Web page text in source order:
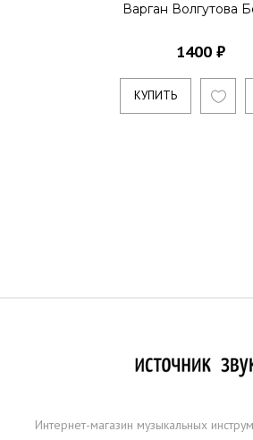
Варган Волгутова
1400 ₽
КУПИТЬ
Интернет-магазин музыкальных